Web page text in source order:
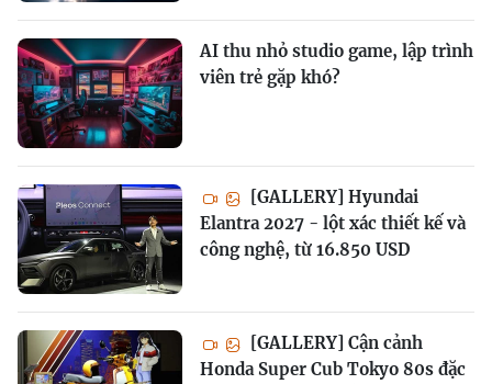
AI thu nhỏ studio game, lập trình
viên trẻ gặp khó?
[GALLERY] Hyundai
Elantra 2027 - lột xác thiết kế và
công nghệ, từ 16.850 USD
[GALLERY] Cận cảnh
Honda Super Cub Tokyo 80s đặc